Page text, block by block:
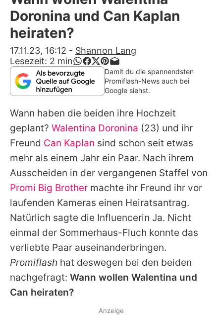
Alle Themen auf Promiflash
App runterladen
Team
Redaktionelle Richtlinien
Impressum
Datenschutzerklärung
Nutzungsbedingungen
Utiq verwalten
Doronina und Can Kaplan
heiraten?
17.11.23, 16:12 - Shannon Lang
Lesezeit: 2 min
Damit du die spannendsten
Promiflash-News auch bei
Google siehst.
Wann haben die beiden ihre Hochzeit
geplant? Walentina Doronina (23) und ihr
Freund Can Kaplan sind schon seit etwas
mehr als einem Jahr ein Paar. Nach ihrem
Ausscheiden in der vergangenen Staffel von
Promi Big Brother machte ihr Freund ihr vor
laufenden Kameras einen Heiratsantrag.
Natürlich sagte die Influencerin Ja. Nicht
einmal der Sommerhaus-Fluch konnte das
verliebte Paar auseinanderbringen.
Promiflash hat deswegen bei den beiden
nachgefragt: Wann wollen Walentina und
Can heiraten?
Anzeige